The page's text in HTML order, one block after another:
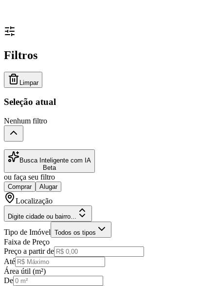
Filtros
Limpar
Seleção atual
Nenhum filtro
Busca Inteligente com IA
Beta
ou faça seu filtro
Comprar Alugar
Localização
Digite cidade ou bairro...
Tipo de Imóvel Todos os tipos
Faixa de Preço
Preço a partir de
Até
Área útil (m²)
De